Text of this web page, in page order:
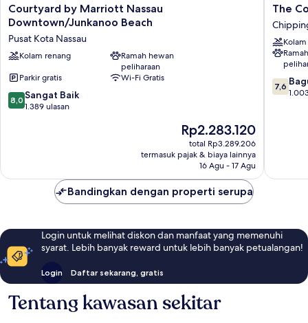
Courtyard
by
Nassau
Downtown/Junkanoo
Pusat
Kota
Nassau
Courtyard by Marriott Nassau
Downtown/Junkanoo Beach
Pusat Kota Nassau
Kolam renang
Ramah hewan
peliharaan
Parkir gratis
Wi-Fi Gratis
8.0
dari
8,0 Sangat Baik
1.389 ulasan
Harga
sekarang
Rp2.283.120
Rp2.283.120
total Rp3.289.206
termasuk pajak & biaya lainnya
16 Agu - 17 Agu
The
Colony
Club
Inn
&
Suites
The
7.6
dari
7,6
Bandingkan dengan properti serupa
Login untuk melihat diskon dan manfaat yang memenuhi
syarat. Lebih banyak reward untuk lebih banyak petualangan!
Login Daftar sekarang, gratis
Tentang kawasan sekitar